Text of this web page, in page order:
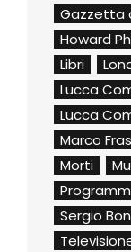
Gazzetta
Howard
Libri
Lucca
Lucca
Marco
Morti
Sergio